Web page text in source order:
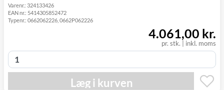
i Svenstrup
(9230)
Varenr.: 324133426
EAN nr.: 5414305852472
Typenr.: 0662062226, 0662P062226
pr. stk. | inkl. moms
4.061,00 kr.
Læg i kurven